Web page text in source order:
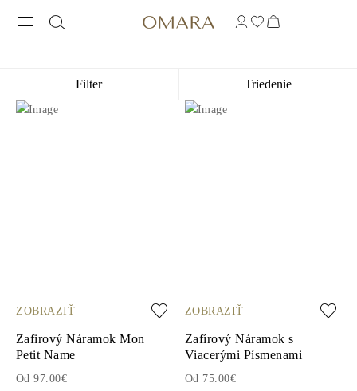
ŠPERKY S INICIÁLMI A BIELYM
Filter Triedenie
ZOBRAZIŤ
Zafirový Náramok Mon
Petit Name
Od 97.00€
ZOBRAZIŤ
Zafírový Náramok s
Viacerými Písmenami
Od 75.00€